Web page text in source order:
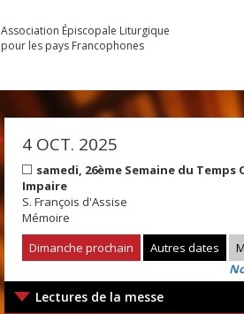
Association Épiscopale Liturgique
pour les pays Francophones
4 OCT. 2025
samedi, 26ème Semaine du
Impaire
S. François d'Assise
Mémoire
Dimanche prochain
Autres dates
Lectures de la messe